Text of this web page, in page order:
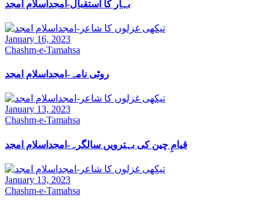
بہار کا استقبال-امجداسلام امجد
January 16, 2023
Chashm-e-Tamahsa
روٹی نامہ-امجداسلام امجد
January 13, 2023
Chashm-e-Tamahsa
قیامِ چین کی بہترویں سالگرہ-امجداسلام امجد
January 13, 2023
Chashm-e-Tamahsa